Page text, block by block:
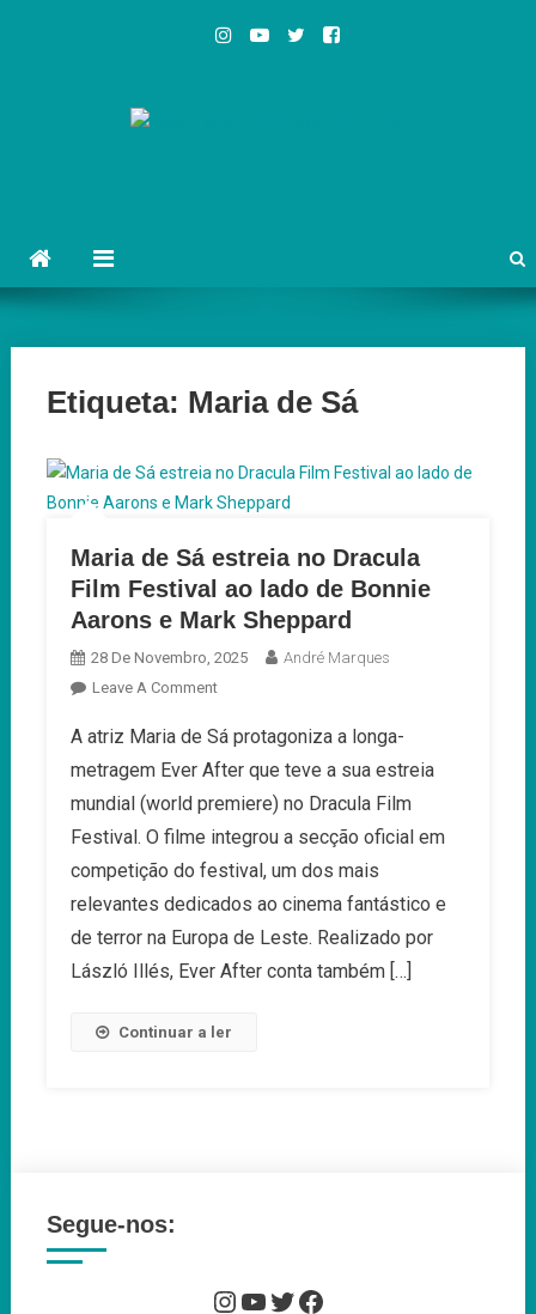
Etiqueta: Maria de Sá
Maria de Sá estreia no Dracula
Film Festival ao lado de Bonnie
Aarons e Mark Sheppard
28 De Novembro, 2025
André Marques
Leave A CommentOn
De
Sá
Estreia
Dracula
Film
Festival
Ao
Lado
A atriz Maria de Sá protagoniza a longa-
metragem Ever After que teve a sua estreia
mundial (world premiere) no Dracula Film
Festival. O filme integrou a secção oficial em
competição do festival, um dos mais
relevantes dedicados ao cinema fantástico e
de terror na Europa de Leste. Realizado por
László Illés, Ever After conta também […]
Continuar a ler
Segue-nos:
Instagram
YouTube
Twitter
Facebook